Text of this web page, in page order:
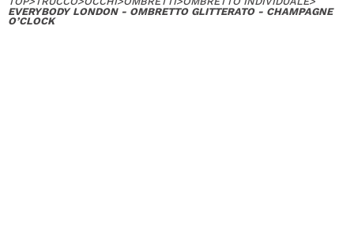
EVERYBODY LONDON - OMBRETTO GLITTERATO - CHAMPAGNE
O’CLOCK